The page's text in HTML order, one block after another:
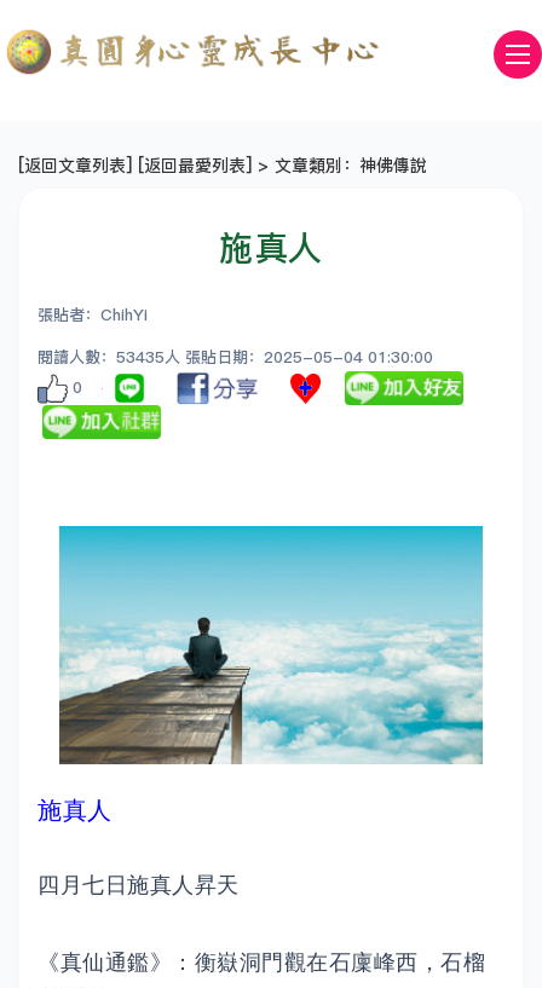
[返回文章列表] [返回最愛列表] > 文章類別：神佛傳說
施真人
張貼者：ChihYi
閱讀人數：53435人 張貼日期：2025-05-04 01:30:00
0
施真人
四月七日施真人昇天
《真仙通鑑》：衡嶽洞門觀在石廩峰西，石榴